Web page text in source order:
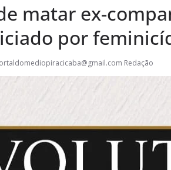
matar ex-
por
Redação